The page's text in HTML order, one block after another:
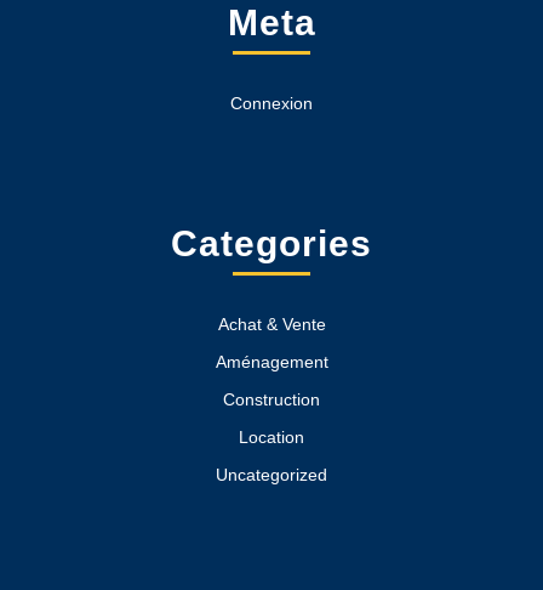
Meta
Connexion
Categories
Achat & Vente
Aménagement
Construction
Location
Uncategorized